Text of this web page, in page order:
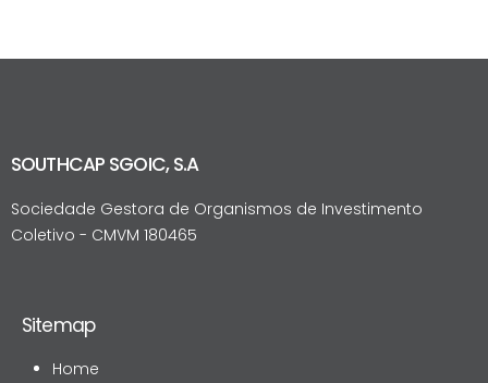
SOUTHCAP SGOIC, S.A
Sociedade Gestora de Organismos de Investimento
Coletivo - CMVM 180465
Sitemap
Home